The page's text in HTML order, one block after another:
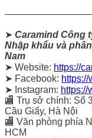
➤ Caramind Công
Nhập khẩu và
Nam
➤ Website: https://
➤ Facebook:
➤ Instagram: https://
🏬 Trụ sở chính: Số
Cầu Giấy, Hà Nội
🏬 Văn phòng phía
HCM